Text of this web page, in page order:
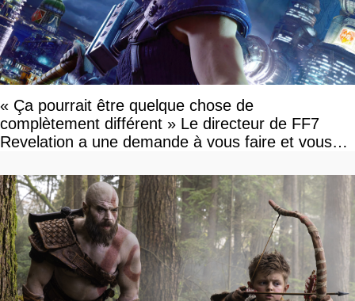
« Ça pourrait être quelque chose de
complètement différent » Le directeur de FF7
Revelation a une demande à vous faire et vous